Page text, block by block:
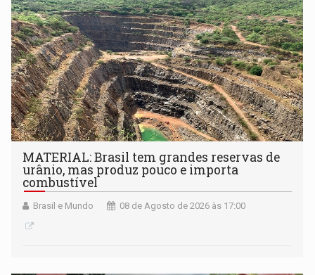
MATERIAL: Brasil tem grandes reservas de
urânio, mas produz pouco e importa
combustível
Brasil e Mundo 08 de Agosto de 2026 às 17:00